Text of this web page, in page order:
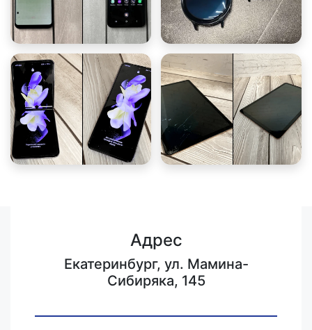
Адрес
Екатеринбург, ул. Мамина-
Сибиряка, 145